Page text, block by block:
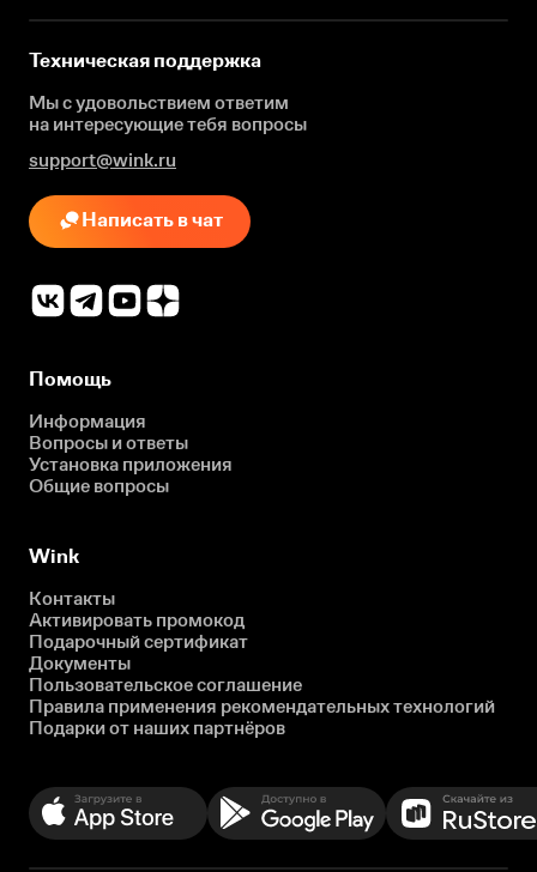
Техническая поддержка
Мы с удовольствием ответим
на интересующиетебя вопросы
support@wink.ru
Написать в чат
Помощь
Информация
Вопросы и ответы
Установка приложения
Общие вопросы
Wink
Контакты
Активировать промокод
Подарочный сертификат
Документы
Пользовательское соглашение
Правила применения рекомендательных технологий
Подарки от наших партнёров